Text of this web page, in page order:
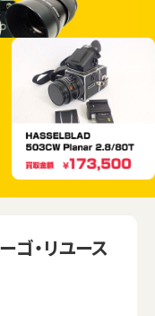
ゴ・リユース